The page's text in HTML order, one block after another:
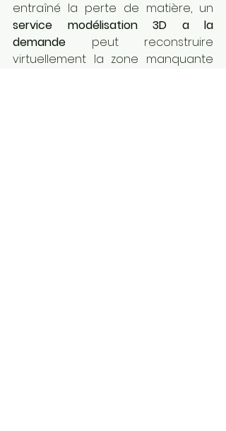
service modélisation 3D a la
demande peut reconstruire
virtuellement la zone manquante